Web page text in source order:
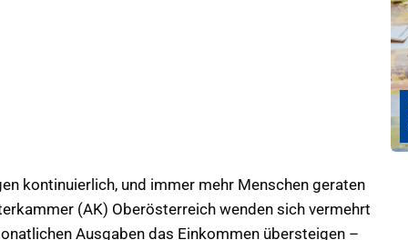
kontinuierlich, und immer mehr Menschen geraten
(AK) Oberösterreich wenden sich vermehrt
Ausgaben das Einkommen übersteigen –